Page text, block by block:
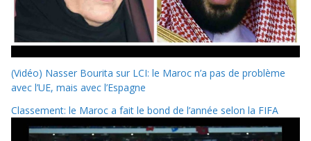
(Vidéo) Nasser Bourita sur LCI: le Maroc n’a pas de problème
avec l’UE, mais avec l’Espagne
Classement: le Maroc a fait le bond de l’année selon la FIFA